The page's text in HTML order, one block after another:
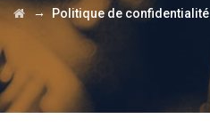
→Politique de confidentialité